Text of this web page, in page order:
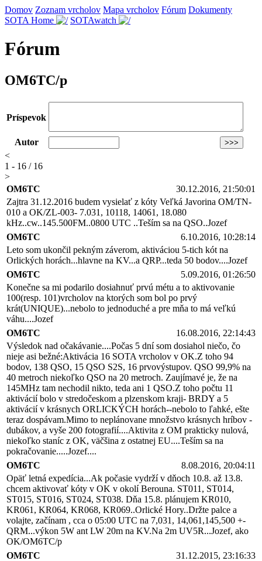
Domov Zoznam vrcholov Mapa vrcholov Fórum Dokumenty
SOTA Home
SOTAwatch
Fórum
OM6TC/p
Príspevok
Autor
<
1 - 16 / 16
>
OM6TC
30.12.2016, 21:50:01
Zajtra 31.12.2016 budem vysielať z kóty Veľká Javorina OM/TN-
010 a OK/ZL-003- 7.031, 10118, 14061, 18.080
kHz..cw..145.500FM..0800 UTC ..Teším sa na QSO..Jozef
OM6TC
6.10.2016, 10:28:14
Leto som ukončil pekným záverom, aktiváciou 5-tich kót na
Orlických horách...hlavne na KV...a QRP...teda 50 bodov....Jozef
OM6TC
5.09.2016, 01:26:50
Konečne sa mi podarilo dosiahnuť prvú métu a to aktivovanie
100(resp. 101)vrcholov na ktorých som bol po prvý
krát(UNIQUE)...nebolo to jednoduché a pre mňa to má veľkú
váhu....Jozef
OM6TC
16.08.2016, 22:14:43
Výsledok nad očakávanie....Počas 5 dní som dosiahol niečo, čo
nieje asi bežné:Aktivácia 16 SOTA vrcholov v OK.Z toho 94
bodov, 138 QSO, 15 QSO S2S, 16 prvovýstupov. QSO 99,9% na
40 metroch niekoľko QSO na 20 metroch. Zaujímavé je, že na
145MHz tam nechodil nikto, teda ani 1 QSO.Z toho počtu 11
aktivácií bolo v stredočeskom a plzenskom kraji- BRDY a 5
aktivácií v krásnych ORLICKÝCH horách--nebolo to ľahké, ešte
teraz dospávam.Mimo to neplánovane množstvo krásnych hríbov -
dubákov, a vyše 200 fotografií....Aktivita z OM prakticky nulová,
niekoľko staníc z OK, väčšina z ostatnej EU....Teším sa na
pokračovanie.....Jozef....
OM6TC
8.08.2016, 20:04:11
Opäť letná expedícia...Ak počasie vydrží v dňoch 10.8. až 13.8.
chcem aktivovať kóty v OK v okolí Berouna. ST011, ST014,
ST015, ST016, ST024, ST038. Dňa 15.8. plánujem KR010,
KR061, KR064, KR068, KR069..Orlické Hory..Držte palce a
volajte, začínam , cca o 05:00 UTC na 7,031, 14,061,145,500 +-
QRM...výkon 5W ant LW 20m na KV.Na 2m UV5R...Jozef, ako
OK/OM6TC/p
OM6TC
31.12.2015, 23:16:33